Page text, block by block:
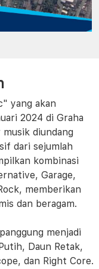
yang akan
2024 di Graha
musik diundang
dari sejumlah
kombinasi
Garage,
memberikan
dan beragam.
menjadi
Daun Retak,
dan Right Core.